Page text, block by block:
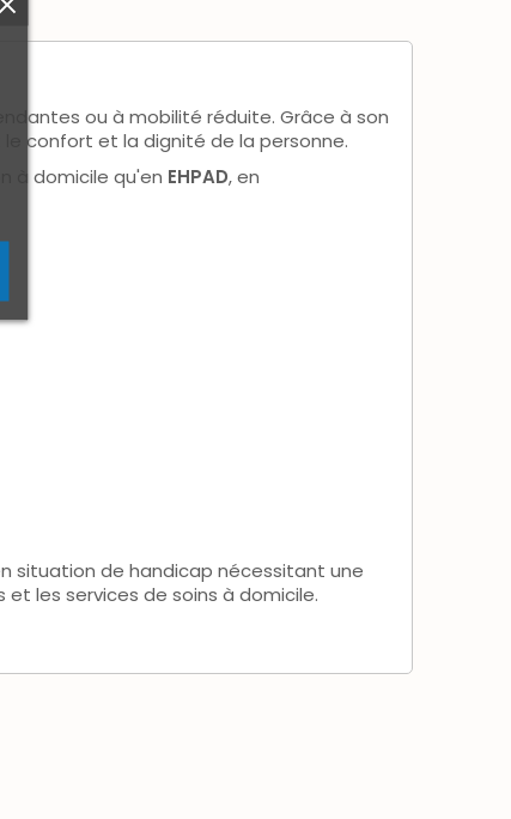
ou à mobilité réduite. Grâce à son
le confort et la dignité de la personne.
à domicile qu'en EHPAD, en
situation de handicap nécessitant une
et les services de soins à domicile.